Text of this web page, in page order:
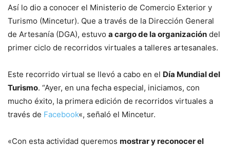
Así lo dio a conocer el Ministerio de Comercio Exterior y
Turismo (Mincetur). Que a través de la Dirección General
de Artesanía (DGA), estuvo a cargo de la organización del
primer ciclo de recorridos virtuales a talleres artesanales.
Este recorrido virtual se llevó a cabo en el Día Mundial del
Turismo. “Ayer, en una fecha especial, iniciamos, con
mucho éxito, la primera edición de recorridos virtuales a
través de Facebook«, señaló el Mincetur.
«Con esta actividad queremos mostrar y reconocer el